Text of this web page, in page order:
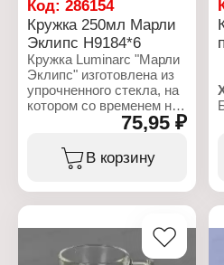
Код: 286154
Кружка 250мл Марли
Эклипс H9184*6
Кружка Luminarc "Марли
Эклипс" изготовлена из
упрочненного стекла, на
котором со временем не
способствующие
распространению
мытья в посудомоечной
машине. Выдерживает
значительные перепады
75,95 ₽
В корзину